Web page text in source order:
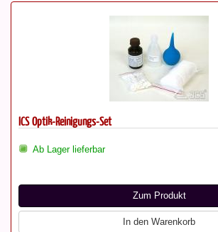
ICS Optik-Reinigungs-Set
Ab Lager lieferbar
Zum Produkt
In den Warenkorb